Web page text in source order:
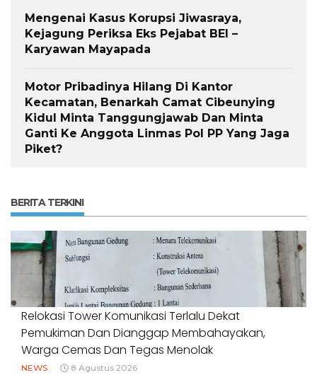
Mengenai Kasus Korupsi Jiwasraya,
Kejagung Periksa Eks Pejabat BEI –
Karyawan Mayapada
Motor Pribadinya Hilang Di Kantor
Kecamatan, Benarkah Camat Cibeunying
Kidul Minta Tanggungjawab Dan Minta
Ganti Ke Anggota Linmas Pol PP Yang Jaga
Piket?
BERITA TERKINI
Relokasi Tower Komunikasi Terlalu Dekat
Pemukiman Dan Dianggap Membahayakan,
Warga Cemas Dan Tegas Menolak
NEWS 8 Agustus 2026